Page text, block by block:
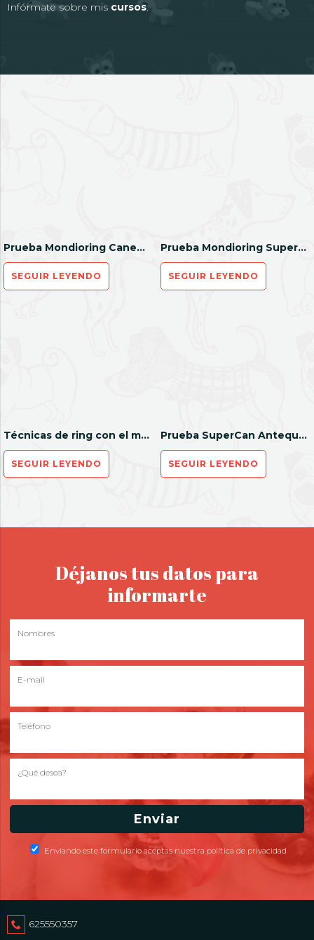
Infórmate sobre mis cursos.
Prueba Mondioring Canem du Fire
SEGUIR LEYENDO
Prueba Mondioring SuperCan Antequera
SEGUIR LEYENDO
Técnicas de ring con el maestro Raúl Lison
SEGUIR LEYENDO
Prueba SuperCan Antequera
SEGUIR LEYENDO
Déjanos tus datos para
informarte
Nombres
E-mail
Teléfono
¿Qué desea?
Enviando este formulario aceptas nuestra política de privacidad
625550357